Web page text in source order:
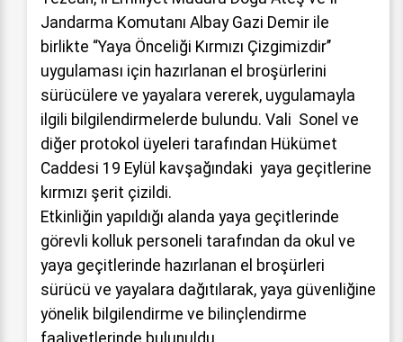
Jandarma Komutanı Albay Gazi Demir ile
birlikte “Yaya Önceliği Kırmızı Çizgimizdir’’
uygulaması için hazırlanan el broşürlerini
sürücülere ve yayalara vererek, uygulamayla
ilgili bilgilendirmelerde bulundu. Vali Sonel ve
diğer protokol üyeleri tarafından Hükümet
Caddesi 19 Eylül kavşağındaki yaya geçitlerine
kırmızı şerit çizildi.
Etkinliğin yapıldığı alanda yaya geçitlerinde
görevli kolluk personeli tarafından da okul ve
yaya geçitlerinde hazırlanan el broşürleri
sürücü ve yayalara dağıtılarak, yaya güvenliğine
yönelik bilgilendirme ve bilinçlendirme